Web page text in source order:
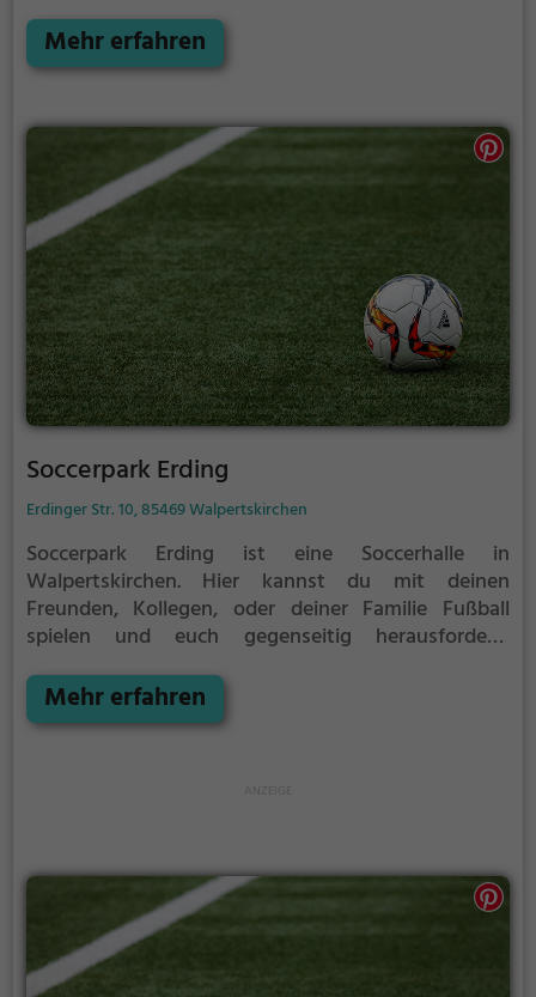
besonders gut für einen Kindergeburtstag, ein
Teamevent, eine Firmenfeier oder einen
Mehr erfahren
Soccerpark Erding
Erdinger Str. 10, 85469 Walpertskirchen
Soccerpark Erding ist eine Soccerhalle in
Walpertskirchen. Hier kannst du mit deinen
Freunden, Kollegen, oder deiner Familie Fußball
spielen und euch gegenseitig herausfordern.
eignet sich besonders gut für einen
Kindergeburtstag, ein Teamevent, eine Firmenfeier
Mehr erfahren